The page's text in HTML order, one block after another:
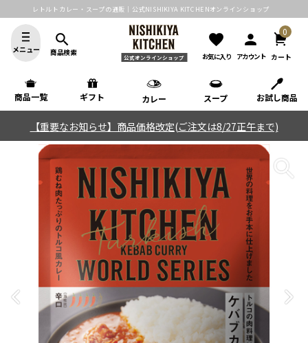
レトルトカレー・スープの通販｜公式NISHIKIYA KITCHENオンラインショップ
メニュー
search
商品検索
公式オンラインショップ
favorite
お気に入り
person
アカウント カート
0
商品一覧 ギフト カレー スープ お試し商品
【重要なお知らせ】商品価格改定(ご注文は8/27正午まで)
Previous